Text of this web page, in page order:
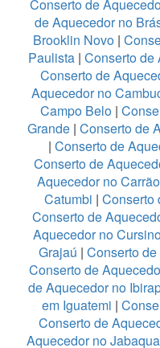
Conserto de
de Aquecedor no
Brooklin Novo|
Paulista | Conserto de
Conserto de
Aquecedor no
Campo Belo |
Grande| Conserto de
| Conserto de
Conserto de
Aquecedor no Carrão
Catumbi | Conserto
Conserto de
Aquecedor no
Grajaú | Conserto
Conserto de
de Aquecedor no
em Iguatemi |
Conserto de
Aquecedor no